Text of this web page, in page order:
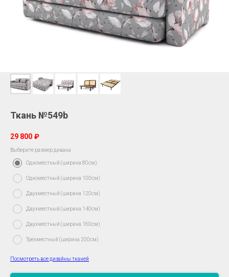
Ткань №549b
29 800 ₽
Выберите размер дивана
Одноместный (ширина 80см)
Одноместный (ширина 100см)
Двухместный (ширина 120см)
Двухместный (ширина 140см)
Двухместный (ширина 160см)
Трехместный (ширина 200см)
Посмотреть все дизайны тканей